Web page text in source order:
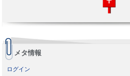
メタ情報
ログイン